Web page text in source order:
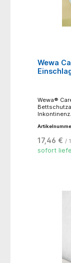
Wewa
Wewa®
und der
ist koch-
17,46 € /
sofort